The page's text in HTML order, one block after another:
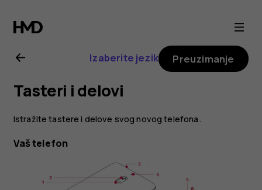
Nokia
2.1
uputstvo
za
korisnika
Izaberite jezik Preuzimanje
Tasteri i delovi
Istražite tastere i delove svog novog telefona.
Vaš telefon